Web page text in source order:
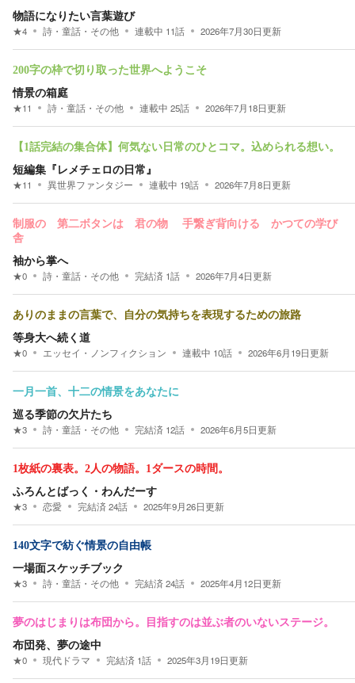
物語になりたい言葉遊び
★4 詩・童話・その他 連載中 11話 2026年7月30日更新
200字の枠で切り取った世界へようこそ
情景の箱庭
★11 詩・童話・その他 連載中 25話 2026年7月18日更新
【1話完結の集合体】何気ない日常のひとコマ。込められる想い。
短編集『レメチェロの日常』
★11 異世界ファンタジー 連載中 19話 2026年7月8日更新
制服の 第二ボタンは 君の物 手繋ぎ背向ける かつての学び
舎
袖から掌へ
★0 詩・童話・その他 完結済 1話 2026年7月4日更新
ありのままの言葉で、自分の気持ちを表現するための旅路
等身大へ続く道
★0 エッセイ・ノンフィクション 連載中 10話 2026年6月19日更新
一月一首、十二の情景をあなたに
巡る季節の欠片たち
★3 詩・童話・その他 完結済 12話 2026年6月5日更新
1枚紙の裏表。2人の物語。1ダースの時間。
ふろんとばっく・わんだーす
★3 恋愛 完結済24話 2025年9月26日更新
140文字で紡ぐ情景の自由帳
一場面スケッチブック
★3 詩・童話・その他 完結済24話 2025年4月12日更新
夢のはじまりは布団から。目指すのは並ぶ者のいないステージ。
布団発、夢の途中
★0 現代ドラマ 完結済 1話 2025年3月19日更新